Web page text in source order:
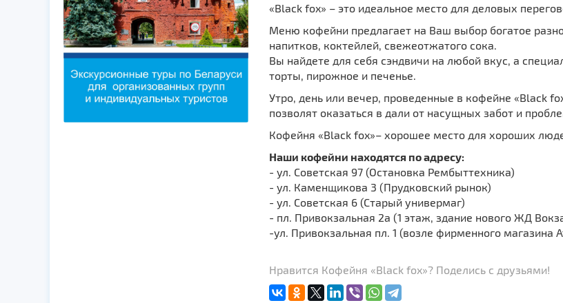
«Black fox» – это идеальное место для деловых
Меню кофейни предлагает на Ваш выбор богатое
напитков, коктейлей, свежеотжатого сока.
Вы найдете для себя сэндвичи на любой вкус, а
торты, пирожное и печенье.
Утро, день или вечер, проведенные в кофейне «Black
позволят оказаться в дали от насущных забот и
Кофейня «Black fox»– хорошее место для хороших
Наши кофейни находятся по адресу:
- ул. Советская 97 (Остановка Рембыттехника)
- ул. Каменщикова 3 (Прудковский рынок)
- ул. Советская 6 (Старый универмаг)
- пл. Привокзальная 2а (1 этаж, здание нового ЖД
-ул. Привокзальная пл. 1 (возле фирменного магазина
Нравится Кофейня «Black fox»? Поделись с друзьями!